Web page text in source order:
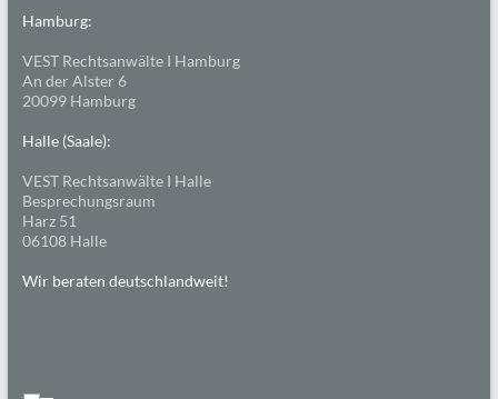
Hamburg:
VEST Rechtsanwälte I Hamburg
An der Alster 6
20099 Hamburg
Halle (Saale):
VEST Rechtsanwälte I Halle
Besprechungsraum
Harz 51
06108 Halle
Wir beraten deutschlandweit!